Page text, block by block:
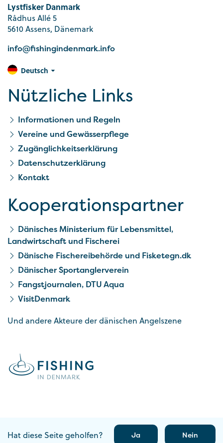
Lystfisker Danmark
Rådhus Allé 5
5610 Assens, Dänemark
info@fishingindenmark.info
Deutsch
Nützliche Links
Informationen und Regeln
Vereine und Gewässerpflege
Zugänglichkeitserklärung
Datenschutzerklärung
Kontakt
Kooperationspartner
Dänisches Ministerium für Lebensmittel,
Landwirtschaft und Fischerei
Dänische Fischereibehörde und Fisketegn.dk
Dänischer Sportanglerverein
Fangstjournalen, DTU Aqua
VisitDenmark
Und andere Akteure der dänischen Angelszene
Hat diese Seite geholfen? Ja Nein